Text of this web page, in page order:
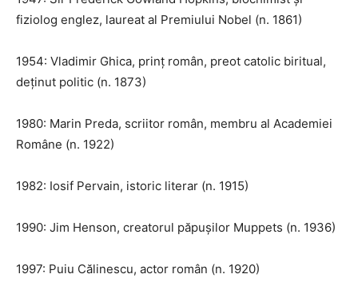
fiziolog englez, laureat al Premiului Nobel (n. 1861)
1954: Vladimir Ghica, prinț român, preot catolic biritual,
deținut politic (n. 1873)
1980: Marin Preda, scriitor român, membru al Academiei
Române (n. 1922)
1982: Iosif Pervain, istoric literar (n. 1915)
1990: Jim Henson, creatorul păpușilor Muppets (n. 1936)
1997: Puiu Călinescu, actor român (n. 1920)